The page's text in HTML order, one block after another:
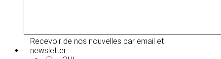
Recevoir de nos nouvelles par email et
newsletter